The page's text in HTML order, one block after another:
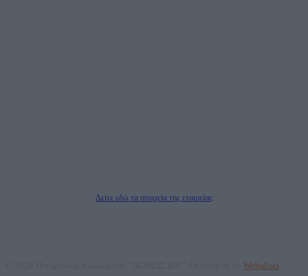
Δείτε εδώ τα στοιχεία της εταιρείας
Webalists